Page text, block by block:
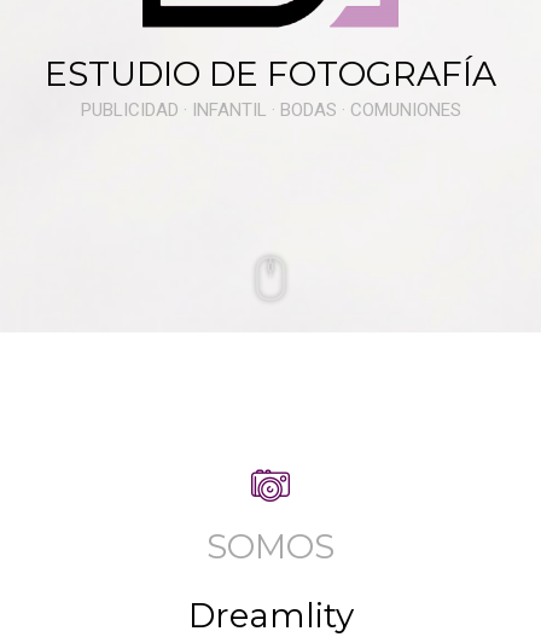
ESTUDIO DE FOTOGRAFÍA
PUBLICIDAD · INFANTIL · BODAS · COMUNIONES
SOMOS
Dreamlity